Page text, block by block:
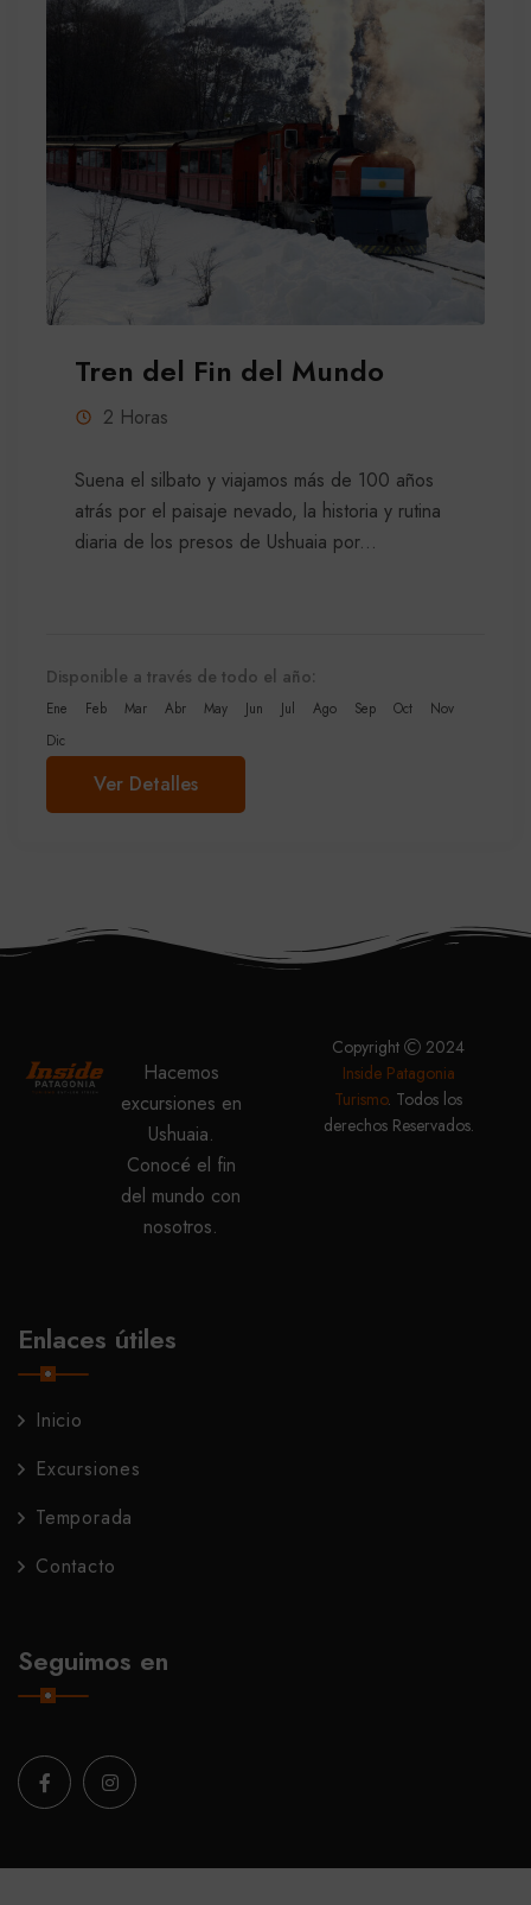
Tren del Fin del Mundo
2 Horas
Suena el silbato y viajamos más de 100 años
atrás por el paisaje nevado, la historia y rutina
diaria de los presos de Ushuaia por...
Disponible a través de todo el año:
Ene Feb Mar Abr May Jun Jul Ago Sep Oct
Nov
Dic
Ver Detalles
Hacemos
excursiones en
Ushuaia.
Conocé el fin
del mundo con
nosotros.
Enlaces útiles
Inicio
Excursiones
Temporada
Contacto
Seguimos en
Copyright
2024
Inside Patagonia
Turismo. Todos los
derechos Reservados.